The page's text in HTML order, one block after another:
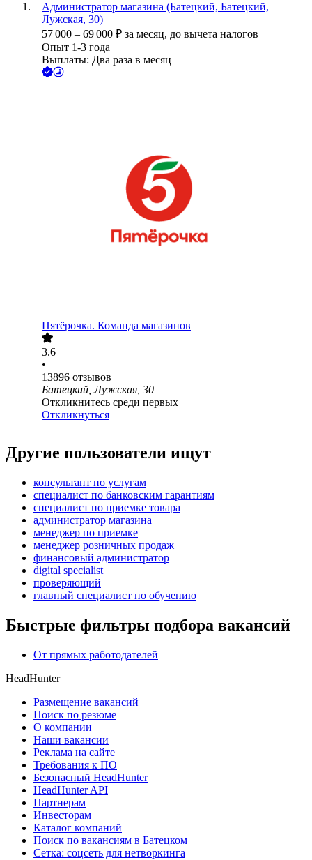
Администратор магазина (Батецкий, Батецкий,
Лужская, 30)
57 000 – 69 000 ₽ за месяц, до вычета налогов
Опыт 1-3 года
Выплаты: Два раза в месяц
Пятёрочка. Команда магазинов
3.6
•
13896 отзывов
Батецкий, Лужская, 30
Откликнитесь среди первых
Откликнуться
Другие пользователи ищут
консультант по услугам
специалист по банковским гарантиям
специалист по приемке товара
администратор магазина
менеджер по приемке
менеджер розничных продаж
финансовый администратор
digital specialist
проверяющий
главный специалист по обучению
Быстрые фильтры подбора вакансий
От прямых работодателей
HeadHunter
Размещение вакансий
Поиск по резюме
О компании
Наши вакансии
Реклама на сайте
Требования к ПО
Безопасный HeadHunter
HeadHunter API
Партнерам
Инвесторам
Каталог компаний
Поиск по вакансиям в Батецком
Сетка: соцсеть для нетворкинга